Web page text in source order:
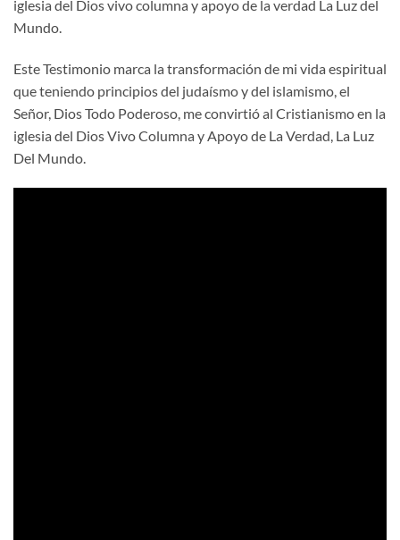
iglesia del Dios vivo columna y apoyo de la verdad La Luz del
Mundo.
Este Testimonio marca la transformación de mi vida espiritual
que teniendo principios del judaísmo y del islamismo, el
Señor, Dios Todo Poderoso, me convirtió al Cristianismo en la
iglesia del Dios Vivo Columna y Apoyo de La Verdad, La Luz
Del Mundo.